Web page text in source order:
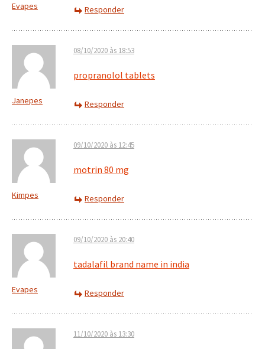
Evapes Responder
Janepes
08/10/2020 às 18:53
propranolol tablets
Responder
Kimpes
09/10/2020 às 12:45
motrin 80 mg
Responder
Evapes
09/10/2020 às 20:40
tadalafil brand name in india
Responder
11/10/2020 às 13:30